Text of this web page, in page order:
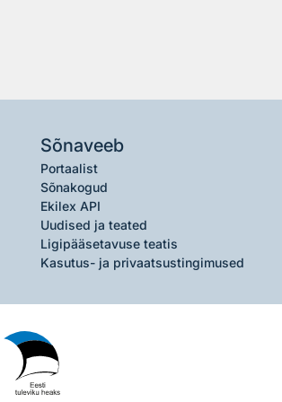
Sõnaveeb
Portaalist
Sõnakogud
Ekilex API
Uudised ja teated
Ligipääsetavuse teatis
Kasutus- ja privaatsustingimused